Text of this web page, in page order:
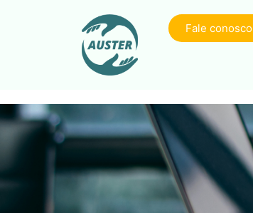
Fale conosco